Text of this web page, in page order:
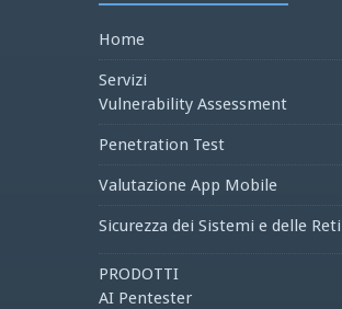
Home
Servizi
Vulnerability Assessment
Penetration Test
Valutazione App Mobile
Sicurezza dei Sistemi e delle Reti
PRODOTTI
AI Pentester